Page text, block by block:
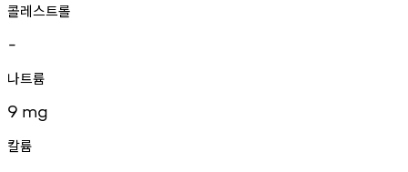
콜레스트롤
-
나트륨
9 mg
칼륨